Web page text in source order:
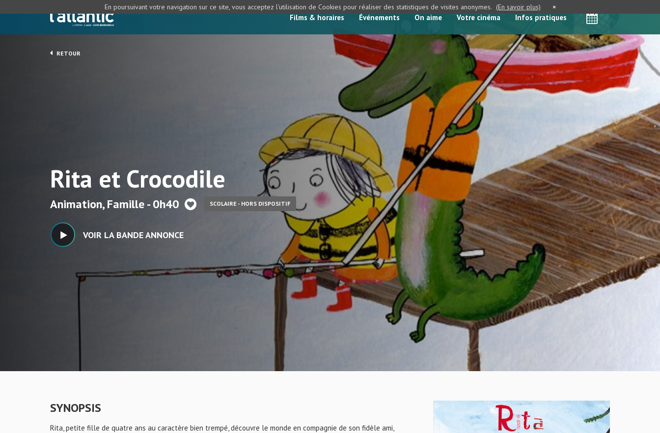
Films & horaires Événements On aime Votre cinéma Infos pratiques
RETOUR
Rita et Crocodile
Animation, Famille - 0h40 SCOLAIRE - HORS DISPOSITIF
VOIR LA BANDE ANNONCE
SYNOPSIS
Rita, petite fille de quatre ans au caractère bien trempé, découvre le monde en compagnie de son fidèle ami,
En poursuivant votre navigation sur ce site, vous acceptez l’utilisation de Cookies pour réaliser des statistiques de visites anonymes. (En savoir plus) ×